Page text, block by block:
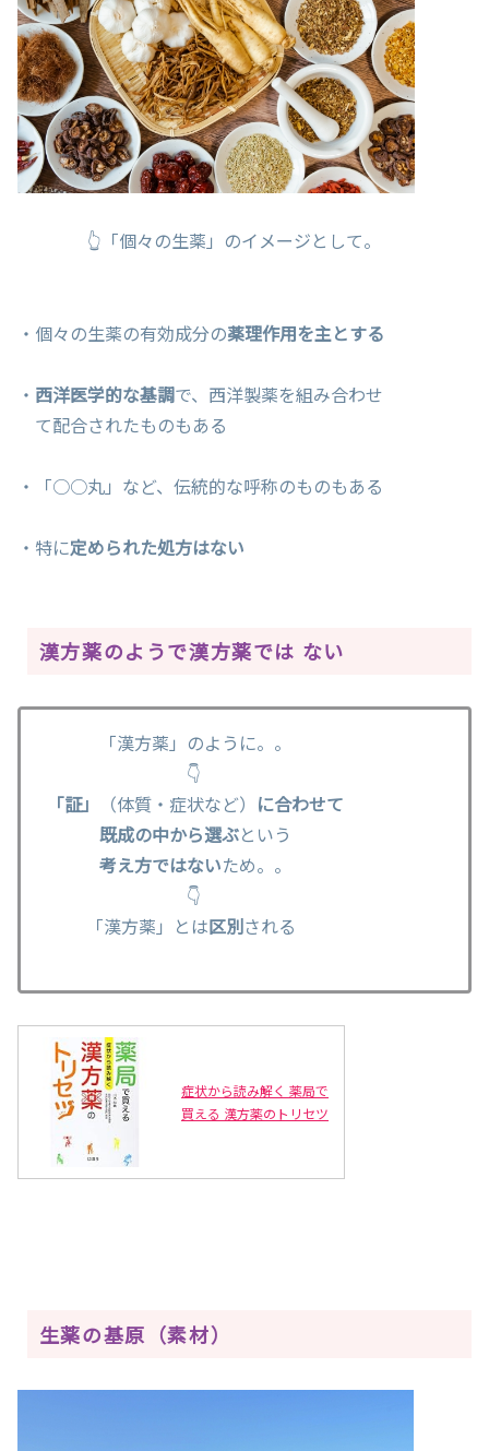
👆「個々の生薬」のイメージとして。
・個々の生薬の有効成分の薬理作用を主とする
・ 西洋医学的な基調で、西洋製薬を組み合わせ
て配合されたものもある
・「○○丸」など、伝統的な呼称のものもある
・特に定められた処方はない
漢方薬のようで漢方薬では ない
「漢方薬」のように。。
👇
「証」
（体質・症状など） に合わせて
既成の中から選ぶという
考え方ではないため。。
👇
「漢方薬」とは区別される
症状から読み解く 薬局で
買える 漢方薬のトリセツ
生薬の基原（素材）